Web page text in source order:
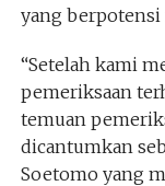
yang
“Setelah kami
pemeriksaan
temuan
dicantumkan
Soetomo yang